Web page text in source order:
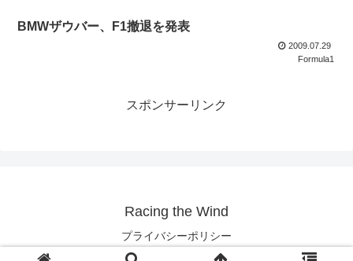
BMWザウバー、F1撤退を発表
2009.07.29
Formula1
スポンサーリンク
Racing the Wind
プライバシーポリシー